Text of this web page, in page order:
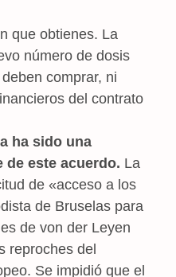
que obtienes. La
número de dosis
comprar, ni
del contrato
ha sido una
este acuerdo. La
de «acceso a los
de Bruselas para
de von der Leyen
reproches del
Se impidió que el